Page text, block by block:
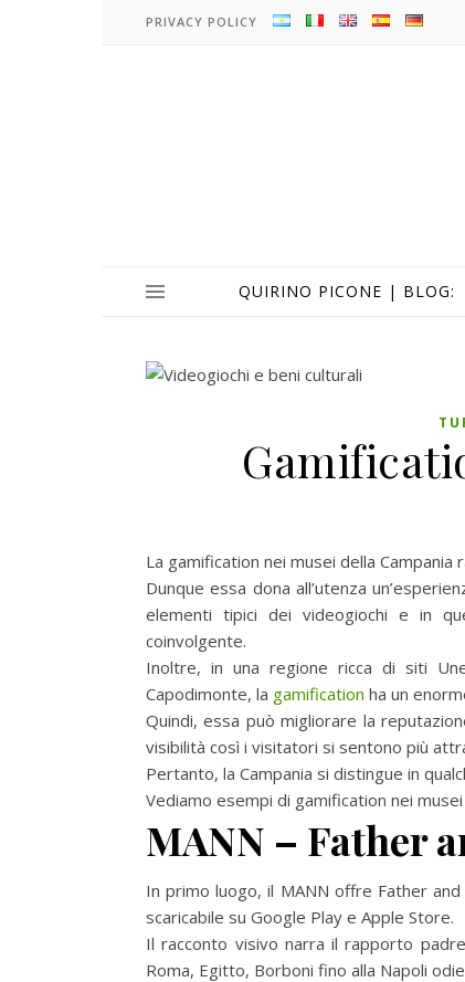
PRIVACY POLICY
QUIRINO PICONE | BLOG:
La gamification nei musei della
Dunque essa dona all’utenza
elementi tipici dei videogiochi e in
coinvolgente.
Inoltre, in una regione ricca di siti
Capodimonte, la gamification ha un
Quindi, essa può migliorare la
visibilità così i visitatori si sentono più
Pertanto, la Campania si distingue in
Vediamo esempi di gamification nei musei
MANN – Father
In primo luogo, il MANN offre Father
scaricabile su Google Play e Apple Store.
Il racconto visivo narra il rapporto
Roma, Egitto, Borboni fino alla Napoli